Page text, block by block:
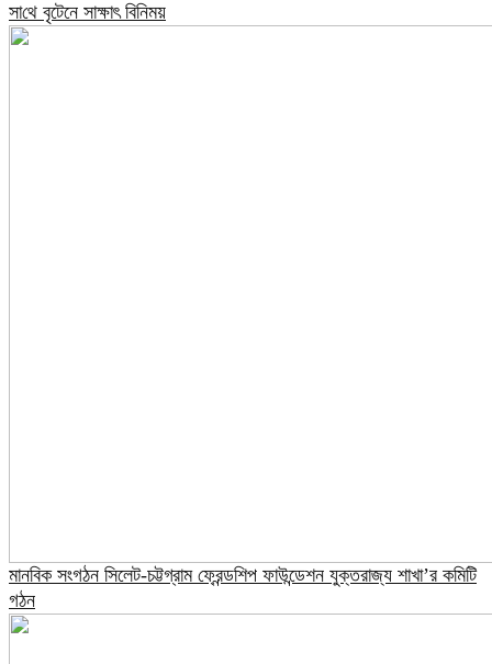
সা‌থে বৃটেনে সাক্ষাৎ বিনিময়
মানবিক সংগঠন সিলেট-চট্টগ্রাম ফ্রেন্ডশিপ ফাউন্ডেশন যুক্তরাজ্য শাখা’র কমিটি
গঠন